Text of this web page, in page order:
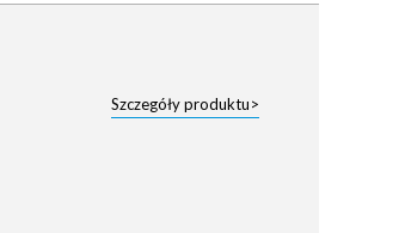
Szczegóły produktu>